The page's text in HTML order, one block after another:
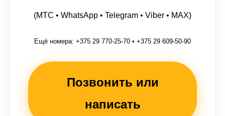
(МТС • WhatsApp • Telegram • Viber • MAX)
Ещё номера: +375 29 770-25-70 • +375 29 609-50-90
Позвонить или
написать